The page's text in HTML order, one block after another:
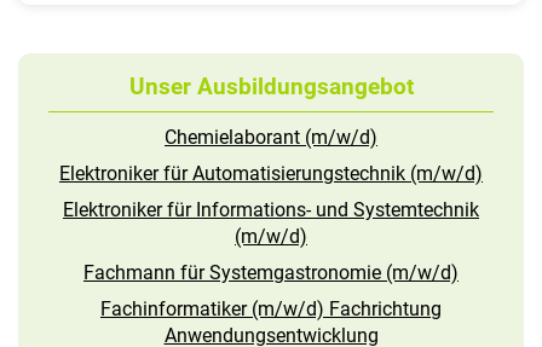
Unser Ausbildungsangebot
Chemielaborant (m/w/d)
Elektroniker für Automatisierungstechnik (m/w/d)
Elektroniker für Informations- und Systemtechnik
(m/w/d)
Fachmann für Systemgastronomie (m/w/d)
Fachinformatiker (m/w/d) Fachrichtung
Anwendungsentwicklung